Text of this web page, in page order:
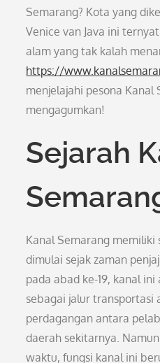
Semarang? Kota yang
Venice van Java ini
alam yang tak kalah
https://
menjelajahi pesona Kanal
mengagumkan!
Sejarah
Kanal Semarang memiliki
dimulai sejak zaman
pada abad ke-19, kanal
sebagai jalur transportasi
perdagangan antara
daerah sekitarnya.
waktu, fungsi kanal ini